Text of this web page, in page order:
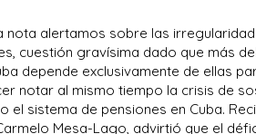
nota alertamos sobre las
cuestión gravísima dado que más
depende exclusivamente de ellas
notar al mismo tiempo la crisis de
el sistema de pensiones en Cuba.
Mesa-Lago, advirtió que el